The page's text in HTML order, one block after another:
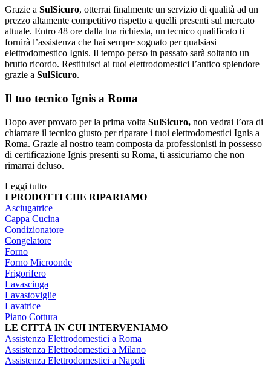
Grazie a SulSicuro, otterrai finalmente un servizio di qualità ad un
prezzo altamente competitivo rispetto a quelli presenti sul mercato
attuale. Entro 48 ore dalla tua richiesta, un tecnico qualificato ti
fornirà l’assistenza che hai sempre sognato per qualsiasi
elettrodomestico Ignis. Il tempo perso in passato sarà soltanto un
brutto ricordo. Restituisci ai tuoi elettrodomestici l’antico splendore
grazie a SulSicuro.
Il tuo tecnico Ignis a Roma
Dopo aver provato per la prima volta SulSicuro, non vedrai l’ora di
chiamare il tecnico giusto per riparare i tuoi elettrodomestici Ignis a
Roma. Grazie al nostro team composta da professionisti in possesso
di certificazione Ignis presenti su Roma, ti assicuriamo che non
rimarrai deluso.
Leggi tutto
I PRODOTTI CHE RIPARIAMO
Asciugatrice
Cappa Cucina
Condizionatore
Congelatore
Forno
Forno Microonde
Frigorifero
Lavasciuga
Lavastoviglie
Lavatrice
Piano Cottura
LE CITTÀ IN CUI INTERVENIAMO
Assistenza Elettrodomestici a Roma
Assistenza Elettrodomestici a Milano
Assistenza Elettrodomestici a Napoli